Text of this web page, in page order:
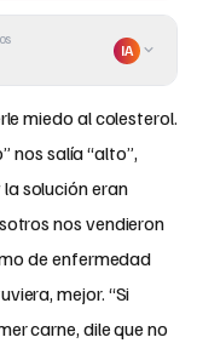
IA
miedo al colesterol.
nos salía “alto”,
solución eran
nos vendieron
de enfermedad
mejor. “Si
carne, dile que no